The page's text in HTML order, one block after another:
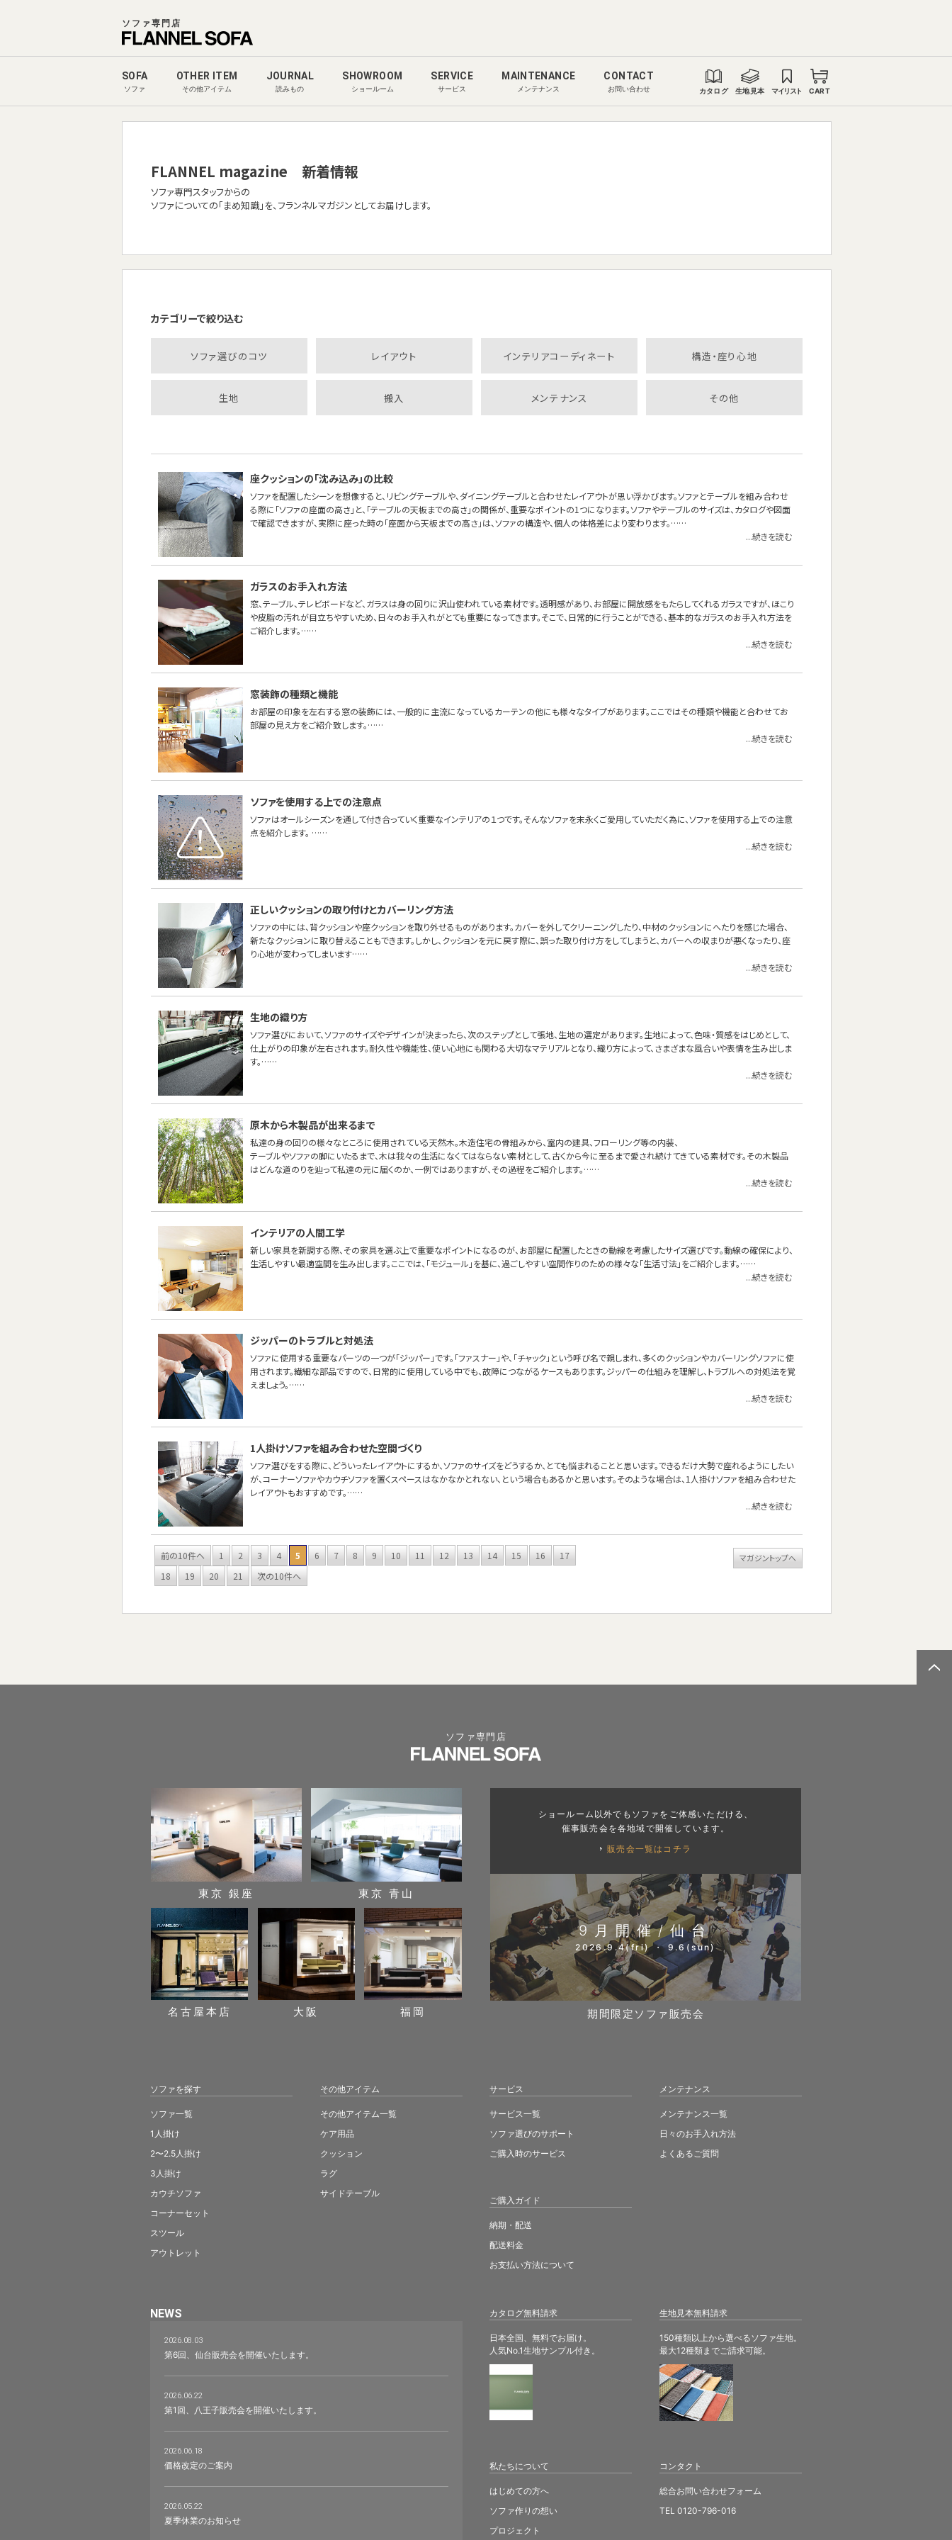
ソファ専門店
SOFA
ソファ
OTHER ITEM
その他アイテム
JOURNAL
読みもの
SHOWROOM
ショールーム
SERVICE
サービス
MAINTENANCE
メンテナンス
CONTACT
お問い合わせ カタログ 生地見本 マイリスト CART
FLANNEL magazine 新着情報
ソファ専門スタッフからの
ソファについての「まめ知識」を、フランネルマガジンとしてお届けします。
カテゴリーで絞り込む
ソファ選びのコツ レイアウト インテリアコーディネート 構造・座り心地
生地 搬入 メンテナンス その他
座クッションの「沈み込み」の比較
ソファを配置したシーンを想像すると、リビングテーブルや、ダイニングテーブルと合わせたレイアウトが思い浮かびます。ソファとテーブルを組み合わせ
る際に「ソファの座面の高さ」と、「テーブルの天板までの高さ」の関係が、重要なポイントの1つになります。ソファやテーブルのサイズは、カタログや図面
で確認できますが、実際に座った時の「座面から天板までの高さ」は、ソファの構造や、個人の体格差により変わります。……
...続きを読む
ガラスのお手入れ方法
窓、テーブル、テレビボードなど、ガラスは身の回りに沢山使われている素材です。透明感があり、お部屋に開放感をもたらしてくれるガラスですが、ほこり
や皮脂の汚れが目立ちやすいため、日々のお手入れがとても重要になってきます。そこで、日常的に行うことができる、基本的なガラスのお手入れ方法を
ご紹介します。……
...続きを読む
窓装飾の種類と機能
お部屋の印象を左右する窓の装飾には、一般的に主流になっているカーテンの他にも様々なタイプがあります。ここではその種類や機能と合わせてお
部屋の見え方をご紹介致します。……
...続きを読む
ソファを使用する上での注意点
ソファはオールシーズンを通して付き合っていく重要なインテリアの１つです。そんなソファを末永くご愛用していただく為に、ソファを使用する上での注意
点を紹介します。 ……
...続きを読む
正しいクッションの取り付けとカバーリング方法
ソファの中には、背クッションや座クッションを取り外せるものがあります。カバーを外してクリーニングしたり、中材のクッションにへたりを感じた場合、
新たなクッションに取り替えることもできます。しかし、クッションを元に戻す際に、誤った取り付け方をしてしまうと、カバーへの収まりが悪くなったり、座
り心地が変わってしまいます……
...続きを読む
生地の織り方
ソファ選びにおいて、ソファのサイズやデザインが決まったら、次のステップとして張地、生地の選定があります。生地によって、色味・質感をはじめとして、
仕上がりの印象が左右されます。耐久性や機能性、使い心地にも関わる大切なマテリアルとなり、織り方によって、さまざまな風合いや表情を生み出しま
す。……
...続きを読む
原木から木製品が出来るまで
私達の身の回りの様々なところに使用されている天然木。木造住宅の骨組みから、室内の建具、フローリング等の内装、
テーブルやソファの脚にいたるまで、木は我々の生活になくてはならない素材として、古くから今に至るまで愛され続けてきている素材です。その木製品
はどんな道のりを辿って私達の元に届くのか、一例ではありますが、その過程をご紹介します。……
...続きを読む
インテリアの人間工学
新しい家具を新調する際、その家具を選ぶ上で重要なポイントになるのが、お部屋に配置したときの動線を考慮したサイズ選びです。動線の確保により、
生活しやすい最適空間を生み出します。ここでは、「モジュール」を基に、過ごしやすい空間作りのための様々な「生活寸法」をご紹介します。……
...続きを読む
ジッパーのトラブルと対処法
ソファに使用する重要なパーツの一つが「ジッパー」です。「ファスナー」や、「チャック」という呼び名で親しまれ、多くのクッションやカバーリングソファに使
用されます。繊細な部品ですので、日常的に使用している中でも、故障につながるケースもあります。ジッパーの仕組みを理解し、トラブルへの対処法を覚
えましょう。……
...続きを読む
1人掛けソファを組み合わせた空間づくり
ソファ選びをする際に、どういったレイアウトにするか、ソファのサイズをどうするか、とても悩まれることと思います。できるだけ大勢で座れるようにしたい
が、コーナーソファやカウチソファを置くスペースはなかなかとれない、という場合もあるかと思います。そのような場合は、1人掛けソファを組み合わせた
レイアウトもおすすめです。……
...続きを読む
前の10件へ 1 2 3 4 5 6 7 8 9 10 11 12 13 14 15 16
17
18
19 20 21 次の10件へ
マガジントップへ
ソファ専門店
カタログ無料請求
日本全国、無料でお届け。
人気No.1生地サンプル付き。
生地見本無料請求
150種類以上から選べるソファ生地。
最大12種類までご請求可能。
東京 銀座 東京 青山
名古屋本店 大阪 福岡
ショールーム以外でもソファをご体感いただける、
催事販売会を各地域で開催しています。
販売会一覧はコチラ
9月開催/仙台
2026.9.4(fri) ・ 9.6(sun)
期間限定ソファ販売会
ソファを探す
ソファ一覧
1人掛け
2〜2.5人掛け
3人掛け
カウチソファ
コーナーセット
スツール
アウトレット
その他アイテム
その他アイテム一覧
ケア用品
クッション
ラグ
サイドテーブル
サービス
サービス一覧
ソファ選びのサポート
ご購入時のサービス
ご購入ガイド
納期・配送
配送料金
お支払い方法について
メンテナンス
メンテナンス一覧
日々のお手入れ方法
よくあるご質問
NEWS
2026.08.03
第6回、仙台販売会を開催いたします。
2026.06.22
第1回、八王子販売会を開催いたします。
2026.06.18
価格改定のご案内
2026.05.22
夏季休業のお知らせ
私たちについて
はじめての方へ
ソファ作りの想い
プロジェクト
コンタクト
総合お問い合わせフォーム
TEL 0120-796-016